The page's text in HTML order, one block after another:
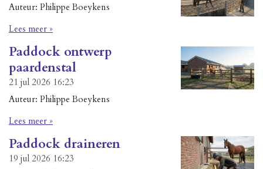
Auteur: Philippe Boeykens
Lees meer »
Paddock ontwerp
paardenstal
21 jul 2026 16:23
Auteur: Philippe Boeykens
Lees meer »
Paddock draineren
19 jul 2026 16:23